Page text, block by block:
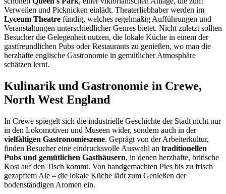
Verweilen und Picknicken einlädt. Theaterliebhaber werden im
Lyceum Theatre fündig, welches regelmäßig Aufführungen und
Veranstaltungen unterschiedlicher Genres bietet. Nicht zuletzt sollten
Besucher die Gelegenheit nutzen, die lokale Küche in einem der
gastfreundlichen Pubs oder Restaurants zu genießen, wo man die
herzhafte englische Gastronomie in gemütlicher Atmosphäre
schätzen lernt.
Kulinarik und Gastronomie in Crewe,
North West England
In Crewe spiegelt sich die industrielle Geschichte der Stadt nicht nur
in den Lokomotiven und Museen wider, sondern auch in der
vielfältigen Gastronomieszene. Geprägt von der Arbeiterkultur,
finden Besucher eine eindrucksvolle Auswahl an traditionellen
Pubs und gemütlichen Gasthäusern, in denen herzhafte, britische
Kost auf den Tisch kommt. Von handgemachten Pies bis zu frisch
gezapftem Ale – die lokale Küche lädt zum Genießen der
bodenständigen Aromen ein.